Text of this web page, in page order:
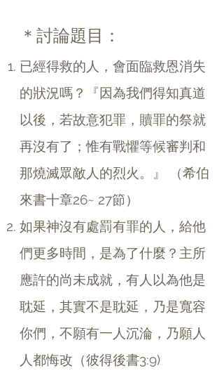
＊討論題目：
已經得救的人，會面臨救恩消失
的狀況嗎？『因為我們得知真道
以後，若故意犯罪，贖罪的祭就
再沒有了；惟有戰懼等候審判和
那燒滅眾敵人的烈火。』 （希伯
來書十章26~ 27節）
如果神沒有處罰有罪的人，給他
們更多時間，是為了什麼？主所
應許的尚未成就，有人以為他是
耽延，其實不是耽延，乃是寬容
你們，不願有一人沉淪，乃願人
人都悔改（彼得後書3:9)